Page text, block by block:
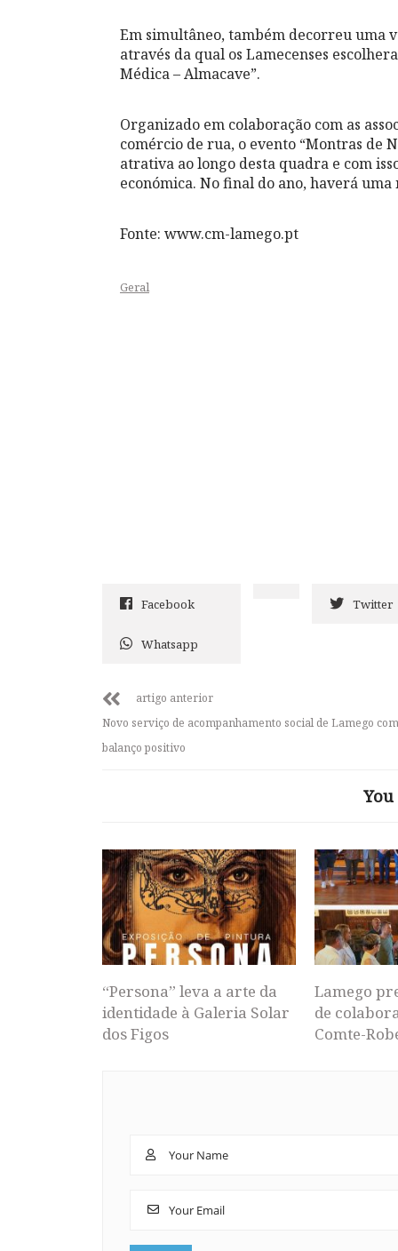
Em simultâneo, também decorreu uma
através da qual os Lamecenses
Médica – Almacave”.
Organizado em colaboração com as
comércio de rua, o evento “Montras de
atrativa ao longo desta quadra e com
económica. No final do ano, haverá
Fonte: www.cm-lamego.pt
Geral
Facebook Twitter
Whatsapp
artigo anterior
Novo serviço de acompanhamento social de Lamego com
balanço positivo
“Persona” leva a arte da
identidade à Galeria Solar
dos Figos
Lamego
de
Comte-